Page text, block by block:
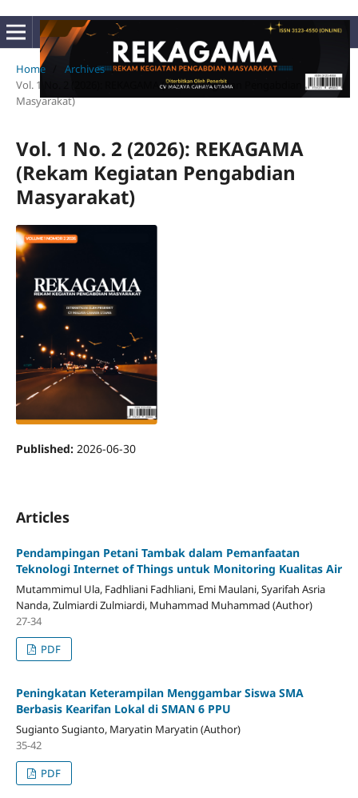
Home Archives /
Vol. 1 No. 2 (2026): REKAGAMA (Rekam Kegiatan Pengabdian
Masyarakat)
Vol. 1 No. 2 (2026): REKAGAMA
(Rekam Kegiatan Pengabdian
Masyarakat)
Published: 2026-06-30
Articles
Pendampingan Petani Tambak dalam Pemanfaatan
Teknologi Internet of Things untuk Monitoring Kualitas Air
Mutammimul Ula, Fadhliani Fadhliani, Emi Maulani, Syarifah Asria
Nanda, Zulmiardi Zulmiardi, Muhammad Muhammad (Author)
27-34
PDF
Peningkatan Keterampilan Menggambar Siswa SMA
Berbasis Kearifan Lokal di SMAN 6 PPU
Sugianto Sugianto, Maryatin Maryatin (Author)
35-42
PDF